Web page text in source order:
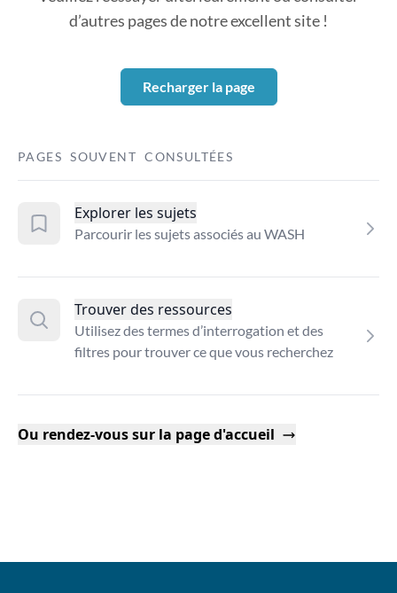
d’autres pages de notre excellent site !
Recharger la page
PAGES SOUVENT CONSULTÉES
Explorer les sujets
Parcourir les sujets associés au WASH
Trouver des ressources
Utilisez des termes d’interrogation et des
filtres pour trouver ce que vous recherchez
Ou rendez-vous sur la page d'accueil